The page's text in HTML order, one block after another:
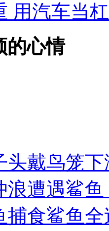
用汽车当
的心情
头戴鸟笼
浪遭遇鲨
捕食鲨鱼全